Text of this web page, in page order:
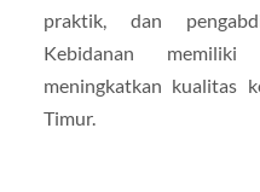
praktik, dan
Kebidanan
meningkatkan kualitas
Timur.